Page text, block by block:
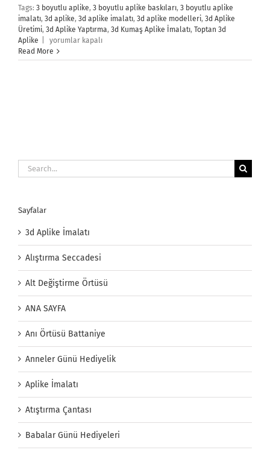
Tags: 3 boyutlu aplike, 3 boyutlu aplike baskıları, 3 boyutlu aplike
imalatı, 3d aplike, 3d aplike imalatı, 3d aplike modelleri, 3d Aplike
Üretimi, 3d Aplike Yaptırma, 3d Kumaş Aplike İmalatı, Toptan 3d
Aplike
3d
Aplike
İmalatı
yorumlar kapalı
Read More
Search
for:
Sayfalar
3d Aplike İmalatı
Alıştırma Seccadesi
Alt Değiştirme Örtüsü
ANA SAYFA
Anı Örtüsü Battaniye
Anneler Günü Hediyelik
Aplike İmalatı
Atıştırma Çantası
Babalar Günü Hediyeleri